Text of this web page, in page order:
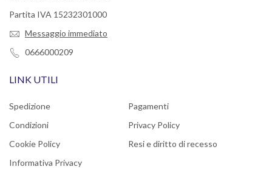
Partita IVA 15232301000
Messaggio immediato
0666000209
LINK UTILI
Spedizione
Pagamenti
Condizioni
Privacy Policy
Cookie Policy
Resi e diritto di recesso
Informativa Privacy